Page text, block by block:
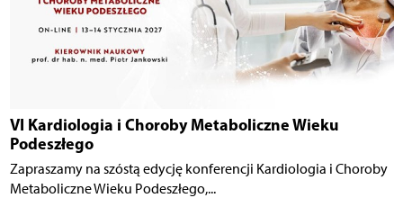
VI Kardiologia i Choroby Metaboliczne Wieku
Podeszłego
Zapraszamy na szóstą edycję konferencji Kardiologia i Choroby
Metaboliczne Wieku Podeszłego,...